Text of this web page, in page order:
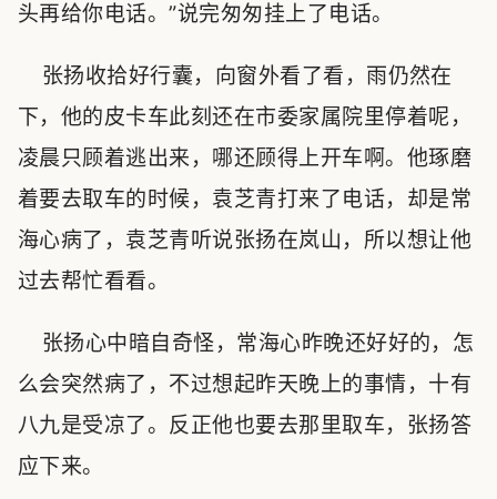
头再给你电话。”说完匆匆挂上了电话。
张扬收拾好行囊，向窗外看了看，雨仍然在
下，他的皮卡车此刻还在市委家属院里停着呢，
凌晨只顾着逃出来，哪还顾得上开车啊。他琢磨
着要去取车的时候，袁芝青打来了电话，却是常
海心病了，袁芝青听说张扬在岚山，所以想让他
过去帮忙看看。
张扬心中暗自奇怪，常海心昨晚还好好的，怎
么会突然病了，不过想起昨天晚上的事情，十有
八九是受凉了。反正他也要去那里取车，张扬答
应下来。